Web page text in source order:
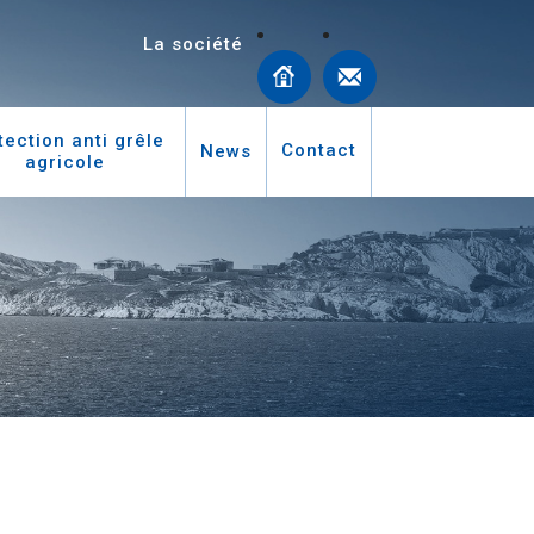
La société
anti grêle
agricole
Automatique
Météo
anti-grêle
News Contact